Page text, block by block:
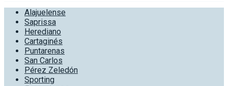
Alajuelense
Saprissa
Herediano
Cartaginés
Puntarenas
San Carlos
Pérez Zeledón
Sporting